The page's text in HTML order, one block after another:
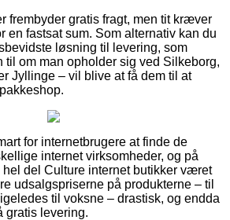
frembyder gratis fragt, men tit kræver
en fastsat sum. Som alternativ kan du
løsning til levering, som
til om man opholder sig ved Silkeborg,
Jyllinge – vil blive at få dem til at
for internetbrugere at finde de
internet virksomheder, og på
hel del Culture internet butikker været
udsalgspriserne på produkterne – til
til voksne – drastisk, og endda
gratis levering.